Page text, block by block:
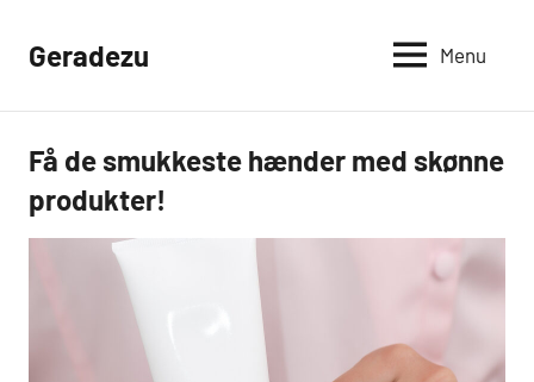
Geradezu Menu
Mad og
Sundhed
Få de smukkeste hænder med skønne
produkter!